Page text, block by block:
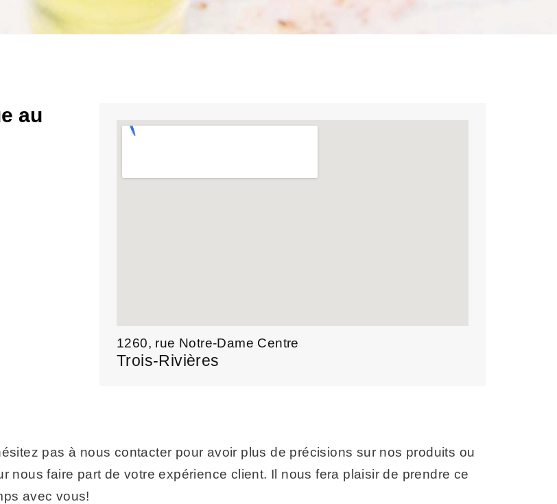
au
1260, rue Notre-Dame Centre
Trois-Rivières
pas à nous contacter pour avoir plus de précisions sur nos produits ou
nous faire part de votre expérience client. Il nous fera plaisir de prendre ce
avec vous!